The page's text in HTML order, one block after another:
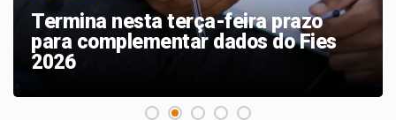
Termina nesta terça-feira prazo
para complementar dados do Fies
2026